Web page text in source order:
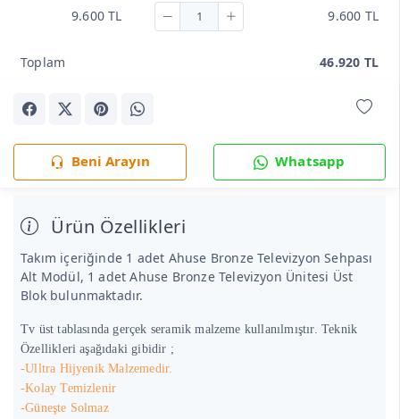
9.600 TL
9.600 TL
Toplam 46.920 TL
Beni Arayın Whatsapp
Ürün Özellikleri
Takım içeriğinde 1 adet Ahuse Bronze Televizyon Sehpası
Alt Modül, 1 adet Ahuse Bronze Televizyon Ünitesi Üst
Blok bulunmaktadır.
Tv üst tablasında gerçek seramik malzeme kullanılmıştır. Teknik
Özellikleri aşağıdaki gibidir ;
-Ulltra Hijyenik Malzemedir.
-Kolay Temizlenir
-Güneşte Solmaz